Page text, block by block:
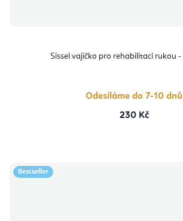
Sissel vajíčko pro rehabilitaci rukou -
Odesíláme do 7-10 dnů
230 Kč
Bestseller